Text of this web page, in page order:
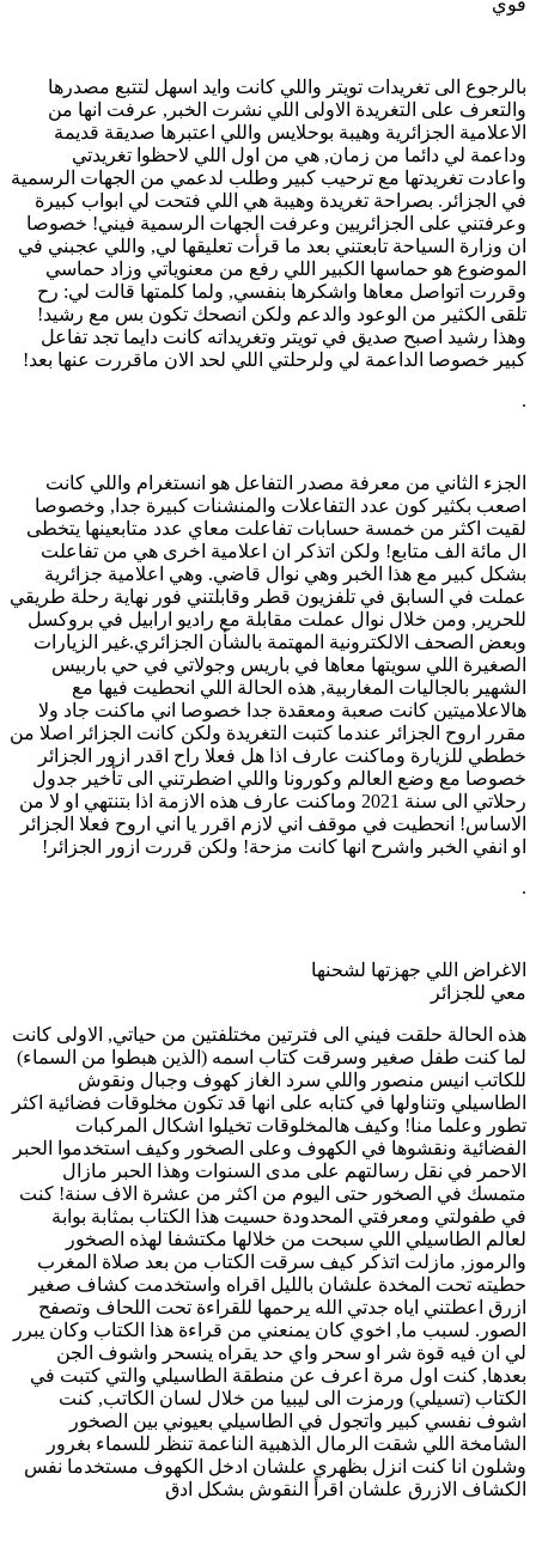
بالرجوع الى تغريدات تويتر واللي كانت وايد اسهل لتتبع مصدرها
والتعرف على التغريدة الاولى اللي نشرت الخبر, عرفت انها من
الاعلامية الجزائرية وهيبة بوحلايس واللي اعتبرها صديقة قديمة
وداعمة لي دائما من زمان, هي من اول اللي لاحظوا تغريدتي
واعادت تغريدتها مع ترحيب كبير وطلب لدعمي من الجهات الرسمية
في الجزائر. بصراحة تغريدة وهيبة هي اللي فتحت لي ابواب كبيرة
وعرفتني على الجزائريين وعرفت الجهات الرسمية فيني! خصوصا
ان وزارة السياحة تابعتني بعد ما قرأت تعليقها لي, واللي عجبني في
الموضوع هو حماسها الكبير اللي رفع من معنوياتي وزاد حماسي
وقررت اتواصل معاها واشكرها بنفسي, ولما كلمتها قالت لي: رح
تلقى الكثير من الوعود والدعم ولكن انصحك تكون بس مع رشيد!
وهذا رشيد اصبح صديق في تويتر وتغريداته كانت دايما تجد تفاعل
كبير خصوصا الداعمة لي ولرحلتي اللي لحد الان ماقررت عنها بعد!
.
الجزء الثاني من معرفة مصدر التفاعل هو انستغرام واللي كانت
اصعب بكثير كون عدد التفاعلات والمنشنات كبيرة جدا, وخصوصا
لقيت اكثر من خمسة حسابات تفاعلت معاي عدد متابعينها يتخطى
ال مائة الف متابع! ولكن اتذكر ان اعلامية اخرى هي من تفاعلت
بشكل كبير مع هذا الخبر وهي نوال قاضي. وهي اعلامية جزائرية
عملت في السابق في تلفزيون قطر وقابلتني فور نهاية رحلة طريقي
للحرير, ومن خلال نوال عملت مقابلة مع راديو ارابيل في بروكسل
وبعض الصحف الالكترونية المهتمة بالشأن الجزائري.غير الزيارات
الصغيرة اللي سويتها معاها في باريس وجولاتي في حي باربيس
الشهير بالجاليات المغاربية, هذه الحالة اللي انحطيت فيها مع
هالاعلاميتين كانت صعبة ومعقدة جدا خصوصا اني ماكنت جاد ولا
مقرر اروح الجزائر عندما كتبت التغريدة ولكن كانت الجزائر اصلا من
خططي للزيارة وماكنت عارف اذا هل فعلا راح اقدر ازور الجزائر
خصوصا مع وضع العالم وكورونا واللي اضطرتني الى تأخير جدول
رحلاتي الى سنة 2021 وماكنت عارف هذه الازمة اذا بتنتهي او لا من
الاساس! انحطيت في موقف اني لازم اقرر يا اني اروح فعلا الجزائر
او انفي الخبر واشرح انها كانت مزحة! ولكن قررت ازور الجزائر!
.
الاغراض اللي جهزتها لشحنها
معي للجزائر
هذه الحالة حلقت فيني الى فترتين مختلفتين من حياتي, الاولى كانت
لما كنت طفل صغير وسرقت كتاب اسمه (الذين هبطوا من السماء)
للكاتب انيس منصور واللي سرد الغاز كهوف وجبال ونقوش
الطاسيلي وتناولها في كتابه على انها قد تكون مخلوقات فضائية اكثر
تطور وعلما منا! وكيف هالمخلوقات تخيلوا اشكال المركبات
الفضائية ونقشوها في الكهوف وعلى الصخور وكيف استخدموا الحبر
الاحمر في نقل رسالتهم على مدى السنوات وهذا الحبر مازال
متمسك في الصخور حتى اليوم من اكثر من عشرة الاف سنة! كنت
في طفولتي ومعرفتي المحدودة حسيت هذا الكتاب بمثابة بوابة
لعالم الطاسيلي اللي سبحت من خلالها مكتشفا لهذه الصخور
والرموز, مازلت اتذكر كيف سرقت الكتاب من بعد صلاة المغرب
حطيته تحت المخدة علشان بالليل اقراه واستخدمت كشاف صغير
ازرق اعطتني اياه جدتي الله يرحمها للقراءة تحت اللحاف وتصفح
الصور. لسبب ما, اخوي كان يمنعني من قراءة هذا الكتاب وكان يبرر
لي ان فيه قوة شر او سحر واي حد يقراه ينسحر واشوف الجن
بعدها, كنت اول مرة اعرف عن منطقة الطاسيلي والتي كتبت في
الكتاب (تسيلي) ورمزت الى ليبيا من خلال لسان الكاتب, كنت
اشوف نفسي كبير واتجول في الطاسيلي بعيوني بين الصخور
الشامخة اللي شقت الرمال الذهبية الناعمة تنظر للسماء بغرور
وشلون انا كنت انزل بظهري علشان ادخل الكهوف مستخدما نفس
الكشاف الازرق علشان اقرأ النقوش بشكل ادق